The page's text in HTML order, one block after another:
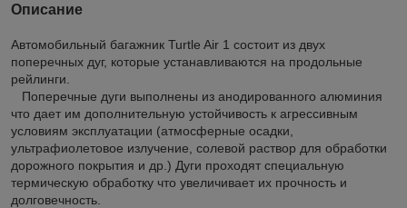
Описание
Автомобильный багажник Turtle Air 1 состоит из двух
поперечных дуг, которые устанавливаются на продольные
рейлинги.
Поперечные дуги выполнены из анодированного алюминия
что дает им дополнительную устойчивость к агрессивным
условиям эксплуатации (атмосферные осадки,
ультрафиолетовое излучение, солевой раствор для обработки
дорожного покрытия и др.) Дуги проходят специальную
термическую обработку что увеличивает их прочность и
долговечность.